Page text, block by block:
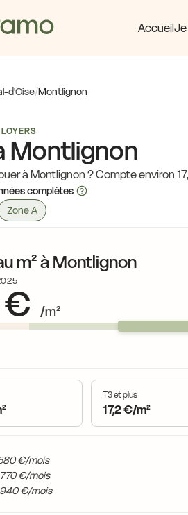
AccueilJe
d'Oise/Montlignon
Montlignon
à Montlignon ? Compte environ
complètes
Zone A
m² à Montlignon
€ /m²
T3 et plus
17,2 €/m²
€/mois
770 €/mois
940 €/mois